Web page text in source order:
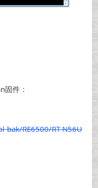
固件：
bak/RE6500/RT-N56U